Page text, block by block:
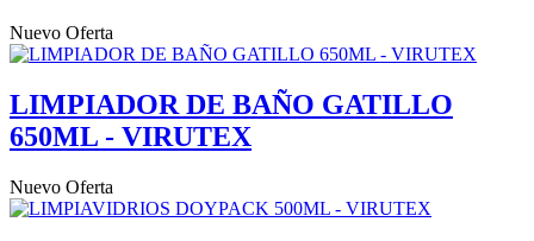
Nuevo Oferta
LIMPIADOR DE BAÑO GATILLO
650ML - VIRUTEX
Nuevo Oferta